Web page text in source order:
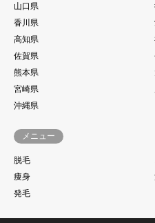
山口県
香川県
高知県
佐賀県
熊本県
宮崎県
沖縄県
メニュー
脱毛
痩身
発毛